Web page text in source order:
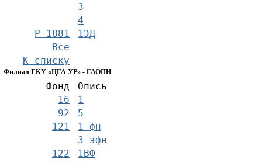
3
4
Р-1881
1ЭД
Все
К списку
Филиал ГКУ «ЦГА УР» - ГАОПИ
Фонд
Опись
16
1
92
5
121
1 фн
3 эфн
122
1ВФ